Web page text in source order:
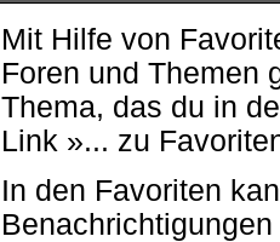
Mit Hilfe von
Foren und Themen
Thema, das du in
Link »... zu
In den Favoriten